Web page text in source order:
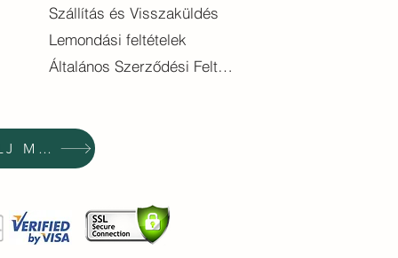
Szállítás és Visszaküldés
Lemondási feltételek
Általános Szerződési Feltételek
VÁSÁROLJ MOST